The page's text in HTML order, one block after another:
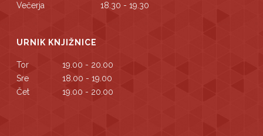
Večerja
18.30 - 19.30
URNIK KNJIŽNICE
Tor
19.00 - 20.00
Sre
18.00 - 19.00
Čet
19.00 - 20.00